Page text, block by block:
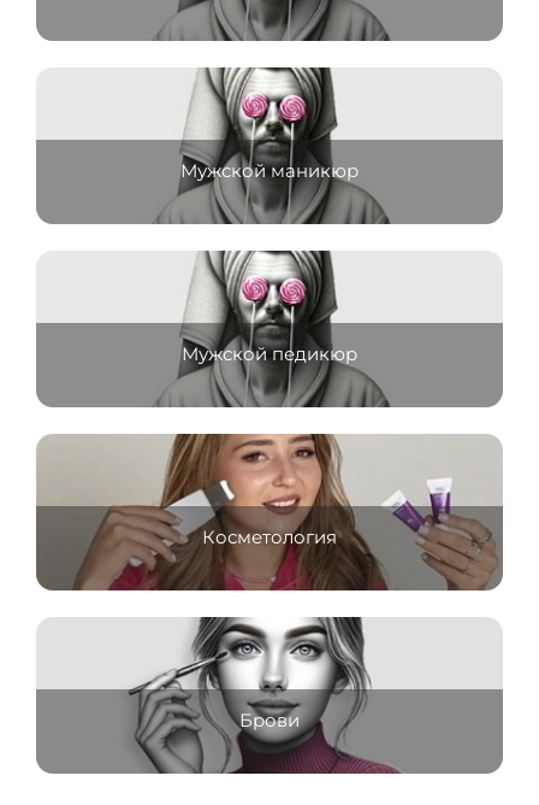
Мужской маникюр
Мужской педикюр
Косметология
Брови